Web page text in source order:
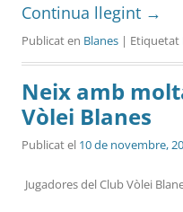
Continua llegint →
Publicat en Blanes | Etiquetat
Neix amb
Vòlei Blanes
Publicat el 10 de novembre,
Jugadores del Club Vòlei